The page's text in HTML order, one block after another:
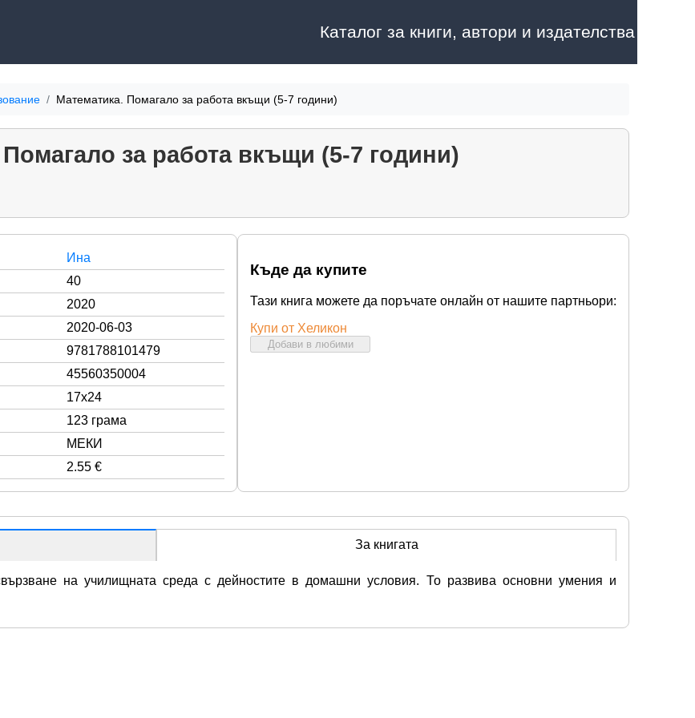
Каталог за книги, автори и издателства
Математика. Помагало за работа вкъщи (5-7 години)
за работа вкъщи (5-7 години)
Ина
40
2020
2020-06-03
9781788101479
45560350004
17x24
123 грама
МЕКИ
2.55 €
Къде да купите
Тази книга можете да поръчате онлайн от нашите партньори:
Купи от Хеликон
Добави в любими
За книгата
на училищната среда с дейностите в домашни условия. То развива основни умения и